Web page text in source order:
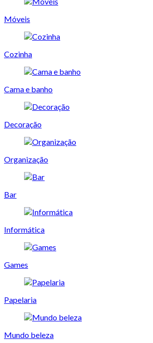
Móveis
Cozinha
Cama e banho
Decoração
Organização
Bar
Informática
Games
Papelaria
Mundo beleza